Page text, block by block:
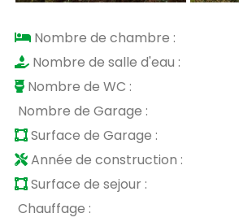
Nombre de chambre :
Nombre de salle d'eau :
Nombre de WC :
Nombre de Garage :
Surface de Garage :
Année de construction :
Surface de sejour :
Chauffage :